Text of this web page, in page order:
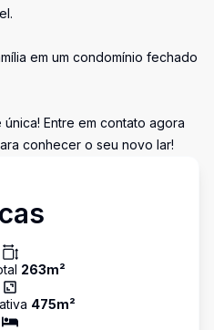
em um condomínio fechado
Entre em contato agora
conhecer o seu novo lar!
263m²
475m²